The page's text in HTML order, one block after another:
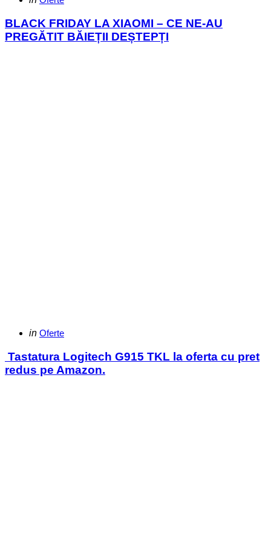
BLACK FRIDAY LA XIAOMI – CE NE-AU
PREGĂTIT BĂIEȚII DEȘTEPȚI
Categories
Posted
in Oferte
Tastatura Logitech G915 TKL la oferta cu pret
redus pe Amazon.